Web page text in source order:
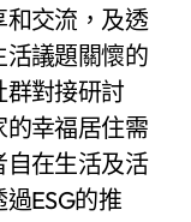
交流，及透
議題關懷的
群對接研討
幸福居住需
在生活及活
ESG的推